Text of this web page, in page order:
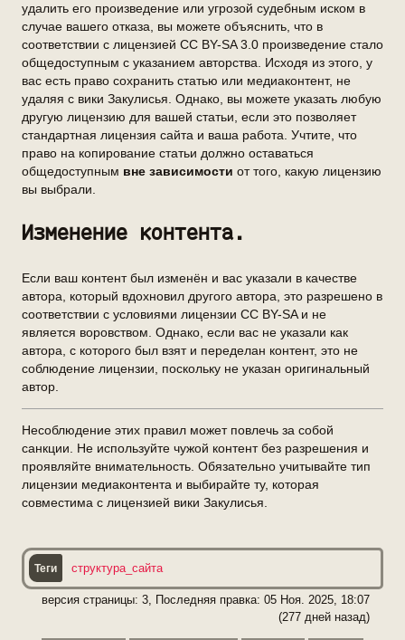
удалить его произведение или угрозой судебным иском в
случае вашего отказа, вы можете объяснить, что в
соответствии с лицензией CC BY-SA 3.0 произведение стало
общедоступным с указанием авторства. Исходя из этого, у
вас есть право сохранить статью или медиаконтент, не
удаляя с вики Закулисья. Однако, вы можете указать любую
другую лицензию для вашей статьи, если это позволяет
стандартная лицензия сайта и ваша работа. Учтите, что
право на копирование статьи должно оставаться
общедоступным вне зависимости от того, какую лицензию
вы выбрали.
Изменение контента.
Если ваш контент был изменён и вас указали в качестве
автора, который вдохновил другого автора, это разрешено в
соответствии с условиями лицензии CC BY-SA и не
является воровством. Однако, если вас не указали как
автора, с которого был взят и переделан контент, это не
соблюдение лицензии, поскольку не указан оригинальный
автор.
Несоблюдение этих правил может повлечь за собой
санкции. Не используйте чужой контент без разрешения и
проявляйте внимательность. Обязательно учитывайте тип
лицензии медиаконтента и выбирайте ту, которая
совместима с лицензией вики Закулисья.
структура_сайта
версия страницы: 3, Последняя правка: 05 Ноя. 2025, 18:07
(277 дней назад)